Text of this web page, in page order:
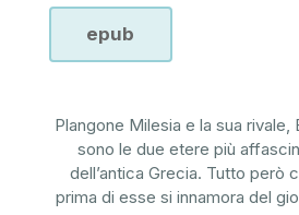
epub
Plangone Milesia e la sua rivale,
sono le due etere più
dell’antica Grecia. Tutto però
prima di esse si innamora del